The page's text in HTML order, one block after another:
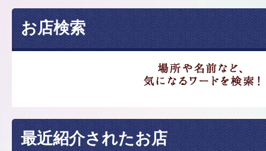
お店検索
最近紹介されたお店